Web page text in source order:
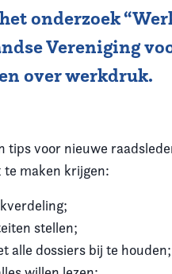
onderzoek
Vereniging
over werkdruk.
tips voor nieuwe
te maken krijgen:
stellen;
alle dossiers bij te houden;